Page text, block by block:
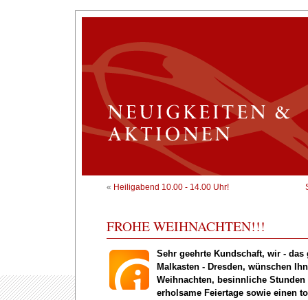
« Heiligabend 10.00 - 14.00 Uhr!
FROHE WEIHNACHTEN!!!
Sehr geehrte Kundschaft, wir - das
Malkasten - Dresden, wünschen
Weihnachten, besinnliche
erholsame Feiertage sowie einen